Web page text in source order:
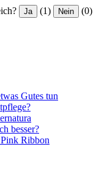
Ja (1) Nein (0)
Gutes tun
besser?
Ribbon